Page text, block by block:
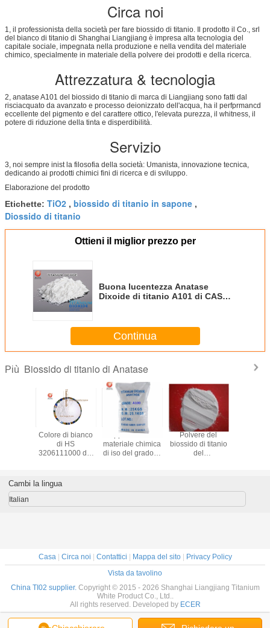
Circa noi
1, il professionista della società per fare biossido di titanio. Il prodotto il Co., srl
del bianco di titanio di Shanghai Liangjiang è impresa alta tecnologia del
capitale sociale, impegnata nella produzione e nella vendita del materiale
chimico, specialmente in materiale della polvere dei prodotti e della ricerca.
Attrezzatura & tecnologia
2, anatase A101 del biossido di titanio di marca di Liangjiang sono fatti dal
risciacquato da avanzato e processo deionizzato dell'acqua, ha il perfprmancd
eccellente del pigmento e del carattere ottico, l'elevata purezza, il whitness, il
potere di riduzione della tinta e disperdibilità.
Servizio
3, noi sempre inist la filosofia della società: Umanista, innovazione tecnica,
dedicando ai prodotti chimici fini di ricerca e di sviluppo.
Elaborazione del prodotto
Etichette: TiO2 , biossido di titanio in sapone ,
Diossido di titanio
Ottieni il miglior prezzo per
Buona lucentezza Anatase
Dixoide di titanio A101 di CAS
Continua
Più Biossido di titanio di Anatase
Colore di bianco
di HS
3206111000 del
di Anatase del
commestibile
Approvazione
materiale chimica
di iso del grado di
Polvere del
biossido di titanio
del
biossido di titanio
Cambi la lingua
Italian
Casa| Circa noi Contattici Mappa del sito|
Privacy Policy
Vista da tavolino
China TI02 supplier. Copyright © 2015 - 2026 Shanghai Liangjiang Titanium
White Product Co., Ltd..
All rights reserved. Developed by ECER